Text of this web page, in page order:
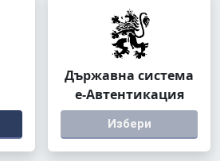
Държавна система
е-Автентикация
Избери